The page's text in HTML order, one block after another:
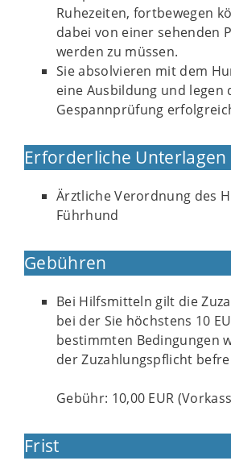
Ruhezeiten, fortbewegen
dabei von einer sehenden
werden zu müssen.
Sie absolvieren mit dem
eine Ausbildung und legen
Gespannprüfung
Erforderliche Unterlagen
Ärztliche Verordnung des
Führhund
Gebühren
Bei Hilfsmitteln gilt die
bei der Sie höchstens 10
bestimmten Bedingungen
der Zuzahlungspflicht
Gebühr: 10,00 EUR
Frist